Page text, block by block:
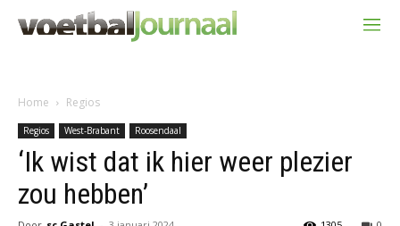
Home Regios
Regios West-Brabant Roosendaal
‘Ik wist dat ik hier weer plezier
zou hebben’